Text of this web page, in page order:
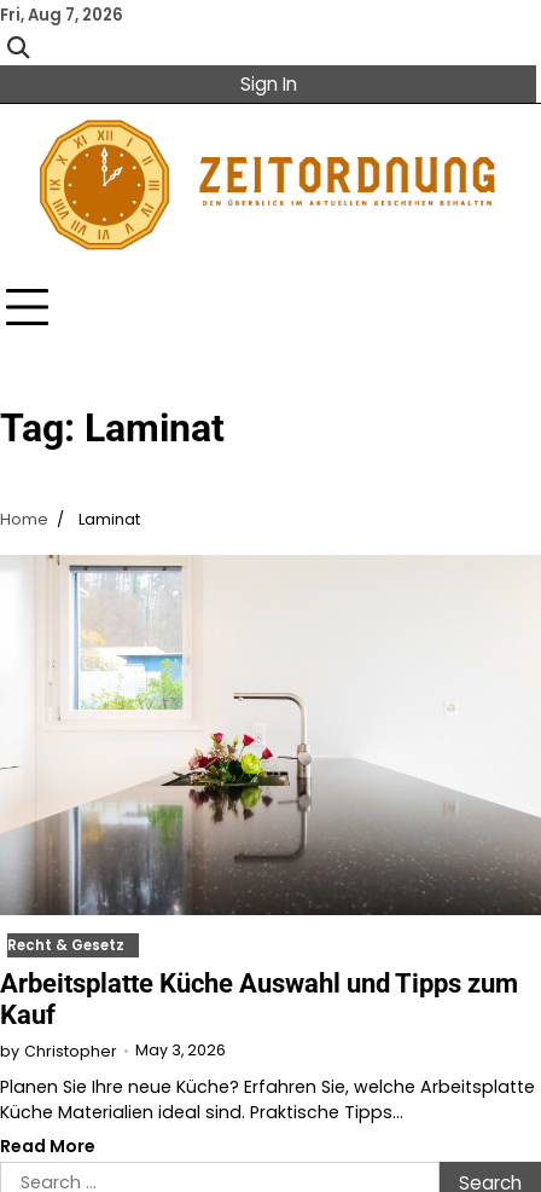
Skip
to
content
Fri, Aug 7, 2026
Sign In
Tag: Laminat
Home Laminat
Recht & Gesetz
Arbeitsplatte Küche Auswahl und Tipps zum
Kauf
by Christopher May 3, 2026
Planen Sie Ihre neue Küche? Erfahren Sie, welche Arbeitsplatte
Küche Materialien ideal sind. Praktische Tipps…
Read More
Search